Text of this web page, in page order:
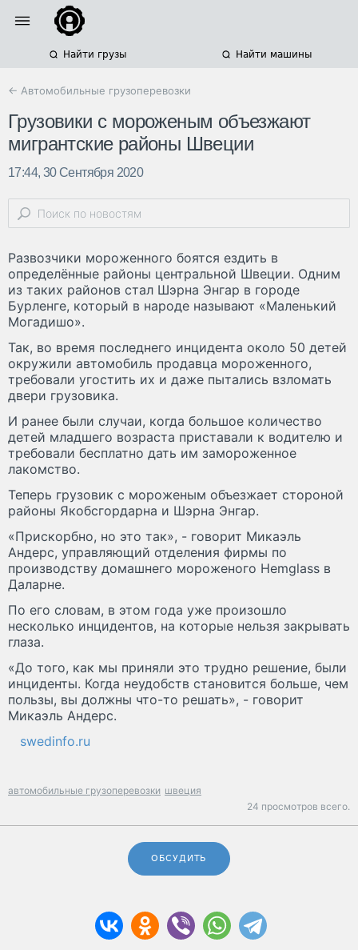
Найти грузы Найти машины
← Автомобильные грузоперевозки
Грузовики с мороженым объезжают
мигрантские районы Швеции
17:44, 30 Сентября 2020
Развозчики мороженного боятся ездить в
определённые районы центральной Швеции. Одним
из таких районов стал Шэрна Энгар в городе
Бурленге, который в народе называют «Маленький
Могадишо».
Так, во время последнего инцидента около 50 детей
окружили автомобиль продавца мороженного,
требовали угостить их и даже пытались взломать
двери грузовика.
И ранее были случаи, когда большое количество
детей младшего возраста приставали к водителю и
требовали бесплатно дать им замороженное
лакомство.
Теперь грузовик с мороженым объезжает стороной
районы Якобсгордарна и Шэрна Энгар.
«Прискорбно, но это так», - говорит Микаэль
Андерс, управляющий отделения фирмы по
производству домашнего мороженого Hemglass в
Даларне.
По его словам, в этом года уже произошло
несколько инцидентов, на которые нельзя закрывать
глаза.
«До того, как мы приняли это трудно решение, были
инциденты. Когда неудобств становится больше, чем
пользы, вы должны что-то решать», - говорит
Микаэль Андерс.
swedinfo.ru
автомобильные грузоперевозки швеция
24 просмотров всего.
ОБСУДИТЬ